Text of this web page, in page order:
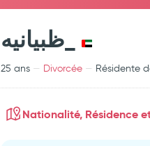
25 ans Divorcée Résidente
Nationalité, Résidence